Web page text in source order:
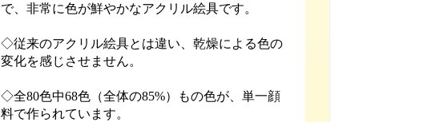
で、非常に色が鮮やかなアクリル絵具です。
◇従来のアクリル絵具とは違い、乾燥による色の
変化を感じさせません。
◇全80色中68色（全体の85%）もの色が、単一顔
料で作られています。